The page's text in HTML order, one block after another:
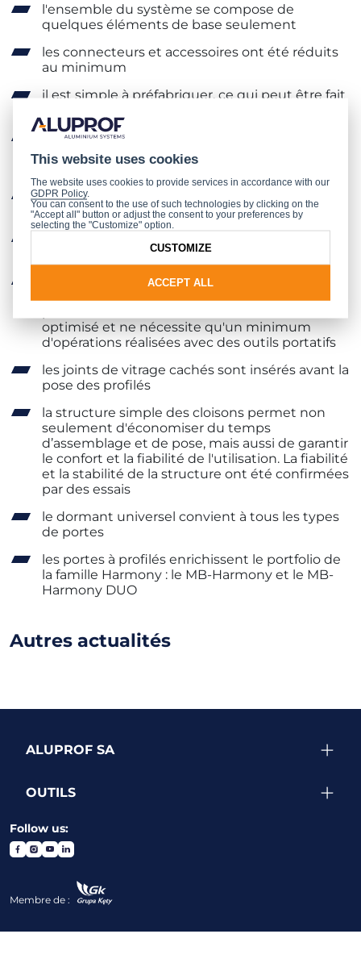
l'ensemble du système se compose de
quelques éléments de base seulement
les connecteurs et accessoires ont été réduits
au minimum
il est simple à préfabriquer, ce qui peut être fait
il offre les performances acoustiques les plus
élevées possibles tout en proposant une taille
de profilé minimale
le panneau d'installation unique est construit à
l'aide de profilés de base
il est doté d'une technologie unique qui réduit
optimisé et ne nécessite qu'un minimum
d'opérations réalisées avec des outils portatifs
les joints de vitrage cachés sont insérés avant la
pose des profilés
la structure simple des cloisons permet non
seulement d'économiser du temps
d’assemblage et de pose, mais aussi de garantir
le confort et la fiabilité de l'utilisation. La fiabilité
et la stabilité de la structure ont été confirmées
par des essais
le dormant universel convient à tous les types
de portes
les portes à profilés enrichissent le portfolio de
la famille Harmony : le MB-Harmony et le MB-
Harmony DUO
Autres actualités
ALUPROF SA
OUTILS
Follow us:
Membre de :
This website uses cookies
The website uses cookies to provide services in accordance with our
GDPR Policy.
You can consent to the use of such technologies by clicking on the
"Accept all" button or adjust the consent to your preferences by
selecting the "Customize" option.
ACCEPT ALL
CUSTOMIZE